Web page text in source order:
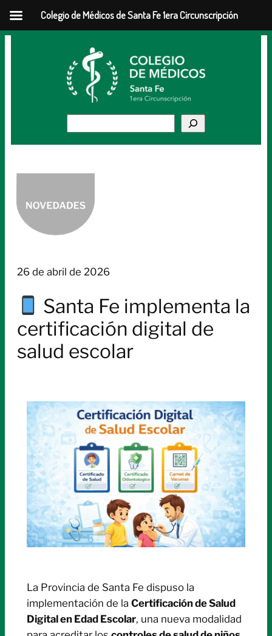
26 de abril de 2026
Santa Fe implementa la
certificación digital de
salud escolar
La Provincia de Santa Fe dispuso la
implementación de la Certificación de Salud
Digital en Edad Escolar, una nueva modalidad
Colegio de Médicos de Santa Fe 1era Circunscripción